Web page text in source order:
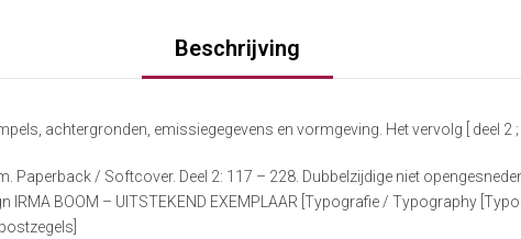
Beschrijving
achtergronden, emissiegegevens en vormgeving. Het vervolg [ deel 2 ;
Paperback / Softcover. Deel 2: 117 – 228. Dubbelzijdige niet
IRMA BOOM – UITSTEKEND EXEMPLAAR [Typografie / Typography